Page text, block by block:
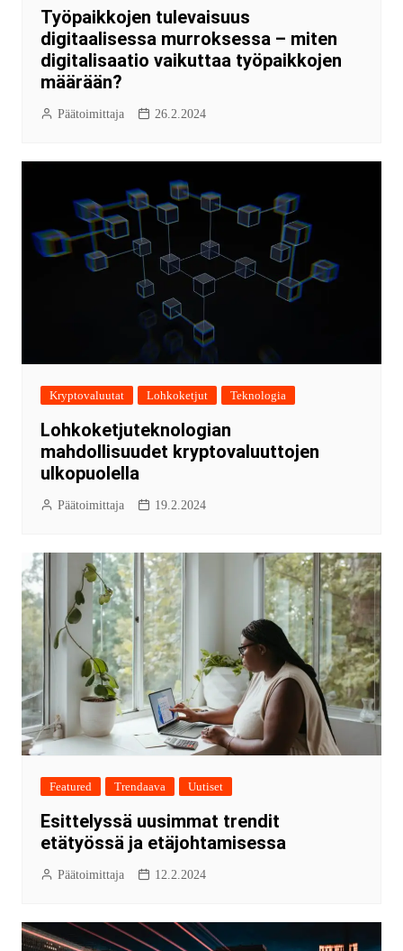
Työpaikkojen tulevaisuus
digitaalisessa murroksessa – miten
digitalisaatio vaikuttaa työpaikkojen
määrään?
Päätoimittaja 26.2.2024
Kryptovaluutat Lohkoketjut Teknologia
Lohkoketjuteknologian
mahdollisuudet kryptovaluuttojen
ulkopuolella
Päätoimittaja 19.2.2024
Featured Trendaava Uutiset
Esittelyssä uusimmat trendit
etätyössä ja etäjohtamisessa
Päätoimittaja 12.2.2024